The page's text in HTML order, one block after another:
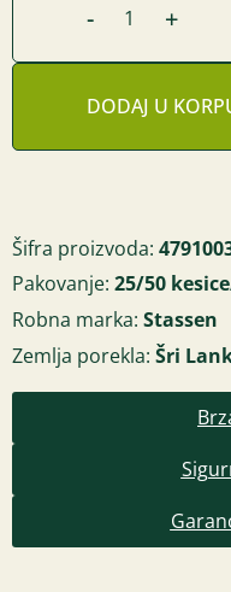
- +
DODAJ U
Šifra proizvoda:
Pakovanje: 25/50
Robna marka: Stassen
Zemlja porekla: Šri